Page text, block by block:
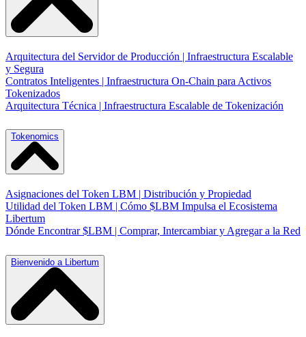
Arquitectura del Servidor de Producción | Infraestructura Escalable
y Segura
Contratos Inteligentes | Infraestructura On-Chain para Activos
Tokenizados
Arquitectura Técnica | Infraestructura Escalable de Tokenización
Tokenomics
Asignaciones del Token LBM | Distribución y Propiedad
Utilidad del Token LBM | Cómo $LBM Impulsa el Ecosistema
Libertum
Dónde Encontrar $LBM | Comprar, Intercambiar y Agregar a la Red
Bienvenido a Libertum